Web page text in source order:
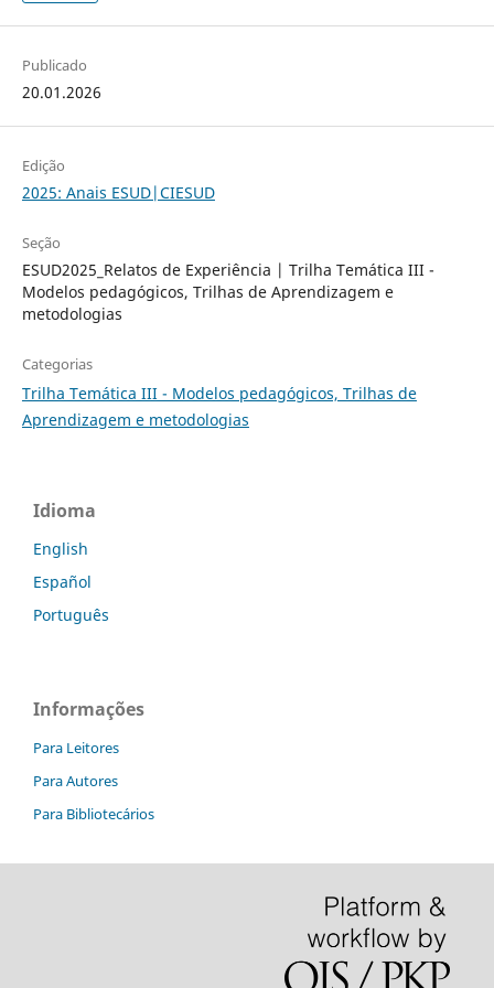
Publicado
20.01.2026
Edição
2025: Anais ESUD|CIESUD
Seção
ESUD2025_Relatos de Experiência | Trilha Temática III -
Modelos pedagógicos, Trilhas de Aprendizagem e
metodologias
Categorias
Trilha Temática III - Modelos pedagógicos, Trilhas de
Aprendizagem e metodologias
Idioma
English
Español
Português
Informações
Para Leitores
Para Autores
Para Bibliotecários